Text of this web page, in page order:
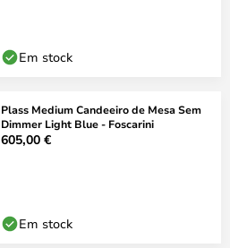
Em stock
Plass Medium Candeeiro de Mesa Sem
Dimmer Light Blue - Foscarini
605,00 €
Em stock